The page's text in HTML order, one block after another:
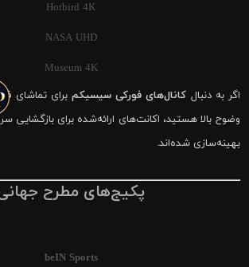
Hotbird 4K
NASA UHD
Museum 4K
اگر به دنبال کانال‌های فورکی سیسیکمبرای تماشای
وضوح بالا هستید، اکانت‌های ارائه‌شده برای بازگشایی
بهینه‌سازی شده‌اند.
پکیج‌های مطرح
beIN Sports